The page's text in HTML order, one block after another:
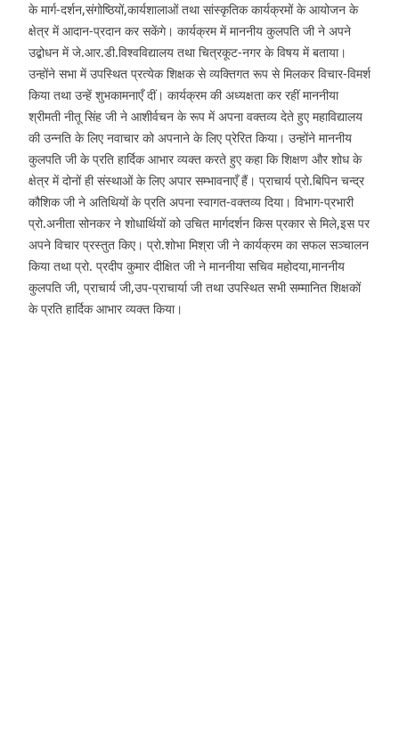
के मार्ग-दर्शन,संगोष्ठियों,कार्यशालाओं तथा सांस्कृतिक कार्यक्रमों के आयोजन के
क्षेत्र में आदान-प्रदान कर सकेंगे। कार्यक्रम में माननीय कुलपति जी ने अपने
उद्बोधन में जे.आर.डी.विश्वविद्यालय तथा चित्रकूट-नगर के विषय में बताया।
उन्होंने सभा में उपस्थित प्रत्येक शिक्षक से व्यक्तिगत रूप से मिलकर विचार-विमर्श
किया तथा उन्हें शुभकामनाएँ दीं। कार्यक्रम की अध्यक्षता कर रहीं माननीया
श्रीमती नीतू सिंह जी ने आशीर्वचन के रूप में अपना वक्तव्य देते हुए महाविद्यालय
की उन्नति के लिए नवाचार को अपनाने के लिए प्रेरित किया। उन्होंने माननीय
कुलपति जी के प्रति हार्दिक आभार व्यक्त करते हुए कहा कि शिक्षण और शोध के
क्षेत्र में दोनों ही संस्थाओं के लिए अपार सम्भावनाएँ हैं। प्राचार्य प्रो.बिपिन चन्द्र
कौशिक जी ने अतिथियों के प्रति अपना स्वागत-वक्तव्य दिया। विभाग-प्रभारी
प्रो.अनीता सोनकर ने शोधार्थियों को उचित मार्गदर्शन किस प्रकार से मिले,इस पर
अपने विचार प्रस्तुत किए। प्रो.शोभा मिश्रा जी ने कार्यक्रम का सफल सञ्चालन
किया तथा प्रो. प्रदीप कुमार दीक्षित जी ने माननीया सचिव महोदया,माननीय
कुलपति जी, प्राचार्य जी,उप-प्राचार्या जी तथा उपस्थित सभी सम्मानित शिक्षकों
के प्रति हार्दिक आभार व्यक्त किया।